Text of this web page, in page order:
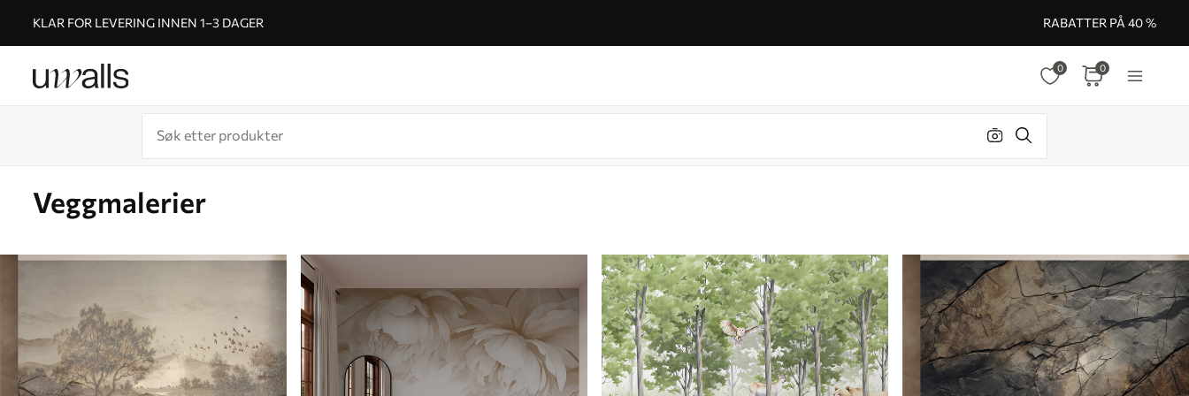
KLAR FOR LEVERING INNEN 1–3 DAGER RABATTER PÅ 40 %
0 0
Veggmalerier